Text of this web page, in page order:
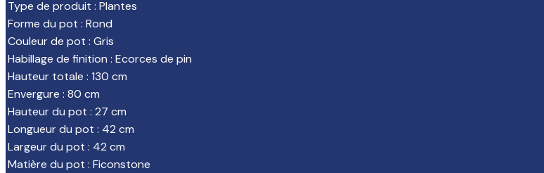
Type de produit : Plantes
Forme du pot : Rond
Couleur de pot : Gris
Habillage de finition : Ecorces de pin
Hauteur totale : 130 cm
Envergure : 80 cm
Hauteur du pot : 27 cm
Longueur du pot : 42 cm
Largeur du pot : 42 cm
Matière du pot : Ficonstone